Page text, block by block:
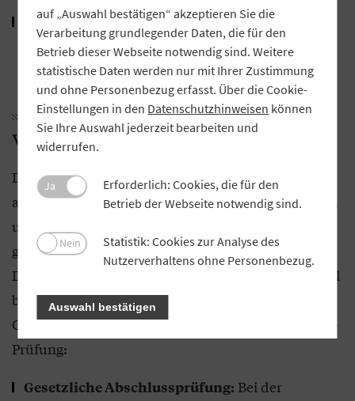
interne IT-Revision (zum Beispiel Durchführung
von IT-Revisionstätigkeiten, Quality Assessment
der internen IT-Revision).
Vorteile für Genossenschaften
Die zusätzliche Qualifikation der GTB-Mitarbeiter
als IT-Auditoren hilft den bayerischen Volksbanken
und Raiffeisenbanken sowie den
genossenschaftlichen Waren- und
Dienstleistungsunternehmen. Das zeigt sich sowohl
bei der gesetzlichen Abschlussprüfung durch den
GVB als auch bei einer an die GTB ausgelagerten IT-
Prüfung:
Gesetzliche Abschlussprüfung: Bei der
auf „Auswahl bestätigen“ akzeptieren Sie die
Verarbeitung grundlegender Daten, die für den
Betrieb dieser Webseite notwendig sind. Weitere
statistische Daten werden nur mit Ihrer Zustimmung
und ohne Personenbezug erfasst. Über die Cookie-
Einstellungen in den Datenschutzhinweisen können
Sie Ihre Auswahl jederzeit bearbeiten und
widerrufen.
Ja
Erforderlich: Cookies, die für den
Betrieb der Webseite notwendig sind.
Nein
Statistik: Cookies zur Analyse des
Nutzerverhaltens ohne Personenbezug.
Auswahl bestätigen